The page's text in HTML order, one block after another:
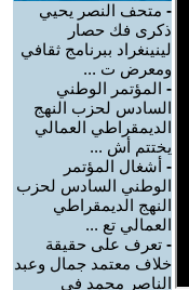
- متحف النصر يحيي
ذكرى فك حصار
لينينغراد ببرنامج ثقافي
ومعرض ت ...
- المؤتمر الوطني
السادس لحزب النهج
الديمقراطي العمالي
يختتم أش ...
- أشغال المؤتمر
الوطني السادس لحزب
النهج الديمقراطي
العمالي تع ...
- تعرف على حقيقة
خلاف معتمد جمال وعبد
الناصر محمد فى